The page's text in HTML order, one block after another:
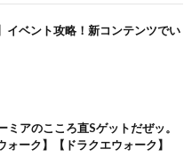
イベント攻略！新コンテンツでい
アのこころ直Sゲットだぜッ。
ォーク】【ドラクエウォーク】